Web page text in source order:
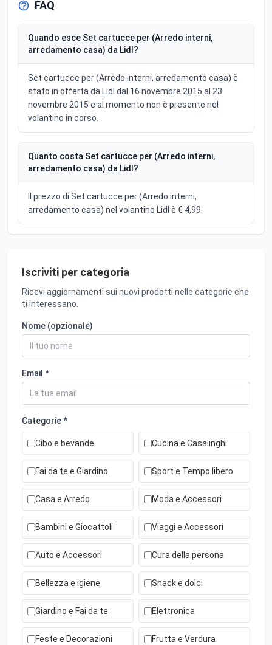
FAQ
Quando esce Set cartucce per (Arredo interni,
arredamento casa) da Lidl?
Set cartucce per (Arredo interni, arredamento casa) è
stato in offerta da Lidl dal 16 novembre 2015 al 23
novembre 2015 e al momento non è presente nel
volantino in corso.
Quanto costa Set cartucce per (Arredo interni,
arredamento casa) da Lidl?
Il prezzo di Set cartucce per (Arredo interni,
arredamento casa) nel volantino Lidl è € 4,99.
Iscriviti per categoria
Ricevi aggiornamenti sui nuovi prodotti nelle categorie che
ti interessano.
Nome (opzionale)
Email *
Categorie *
Cibo e bevande Cucina e Casalinghi
Fai da te e Giardino Sport e Tempo libero
Casa e Arredo Moda e Accessori
Bambini e Giocattoli Viaggi e Accessori
Auto e Accessori Cura della persona
Bellezza e igiene Snack e dolci
Giardino e Fai da te Elettronica
Feste e Decorazioni Frutta e Verdura